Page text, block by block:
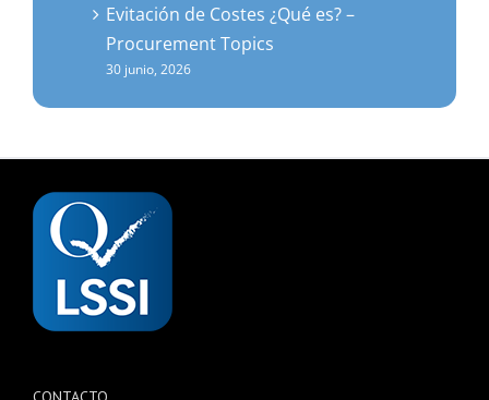
Evitación de Costes ¿Qué es? –
Procurement Topics
30 junio, 2026